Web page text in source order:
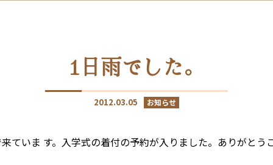
1日雨でした。
2012.03.05 お知らせ
ていま す。入学式の着付の予約が入りました。ありがと